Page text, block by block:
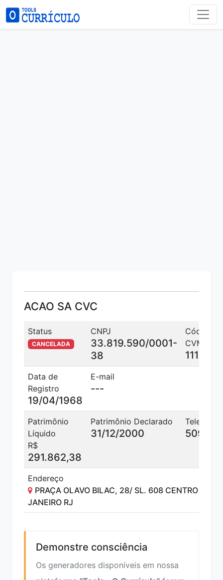
ACAO SA CVC
Status
CANCELADA
CNPJ
33.819.590/0001-
38
Código
CVM
1112
Data de
Registro
19/04/1968
E-mail
---
Patrimônio
Líquido
R$
291.862,38
Patrimônio Declarado
31/12/2000
Telefone
Endereço
PRAÇA OLAVO BILAC, 28/ SL. 608 CENTRO RIO
JANEIRO RJ
Demonstre consciência
Os generadores disponíveis em nossa